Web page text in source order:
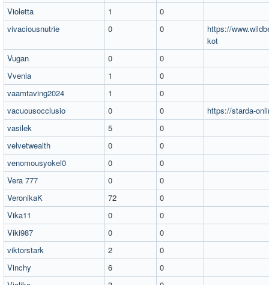
Violetta
1
0
vivaciousnutrie
0 0
https://
kot
Vugan
0
0
Vvenia
1
0
vaamtaving2024
1
0
vacuousocclusio
0 0
https://starda-
vasilek
5
0
velvetwealth
0
0
venomousyokel0
0
0
Vera 777
0
0
VeronikaK
72
0
Vika11
0
0
Viki987
0
0
viktorstark
2
0
Vinchy
6
0